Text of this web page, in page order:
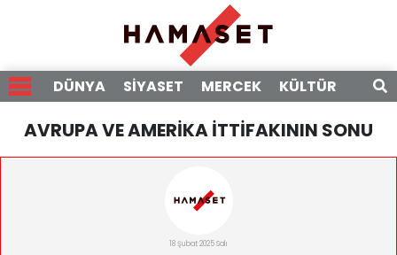
DÜNYA SİYASET MERCEK KÜLTÜR
AVRUPA VE AMERİKA İTTİFAKININ SONU
18 Şubat 2025 Salı